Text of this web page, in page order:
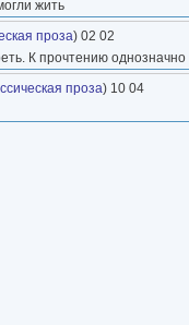
жить
проза) 02 02
К прочтению однозначно
проза) 10 04